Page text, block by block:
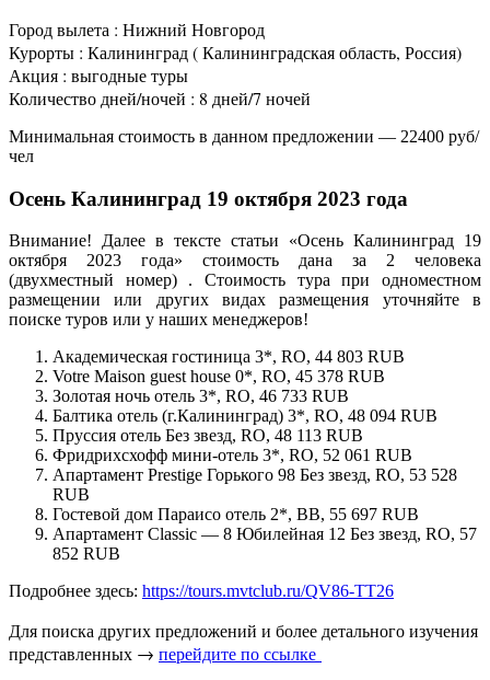
Город вылета : Нижний Новгород
Курорты : Калининград ( Калининградская область, Россия)
Акция : выгодные туры
Количество дней/ночей : 8 дней/7 ночей
Минимальная стоимость в данном предложении — 22400 руб/
чел
Осень Калининград 19 октября 2023 года
Внимание! Далее в тексте статьи «Осень Калининград 19
октября 2023 года» стоимость дана за 2 человека
(двухместный номер) . Стоимость тура при одноместном
размещении или других видах размещения уточняйте в
поиске туров или у наших менеджеров!
Академическая гостиница 3*, RO, 44 803 RUB
Votre Maison guest house 0*, RO, 45 378 RUB
Золотая ночь отель 3*, RO, 46 733 RUB
Балтика отель (г.Калининград) 3*, RO, 48 094 RUB
Пруссия отель Без звезд, RO, 48 113 RUB
Фридрихсхофф мини-отель 3*, RO, 52 061 RUB
Апартамент Prestige Горького 98 Без звезд, RO, 53 528
RUB
Гостевой дом Параисо отель 2*, BB, 55 697 RUB
Апартамент Classic — 8 Юбилейная 12 Без звезд, RO, 57
852 RUB
Подробнее здесь: https://tours.mvtclub.ru/QV86-TT26
Для поиска других предложений и более детального изучения
представленных → перейдите по ссылке